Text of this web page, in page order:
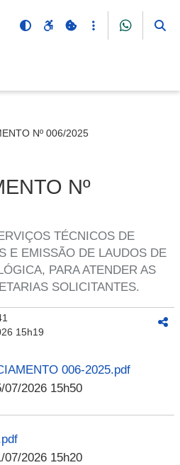
Nº 006/2025
Nº
TÉCNICOS DE
E EMISSÃO DE LAUDOS DE
PARA ATENDER AS
SOLICITANTES.
15h19
006-2025.pdf
2026 15h50
2026 15h20